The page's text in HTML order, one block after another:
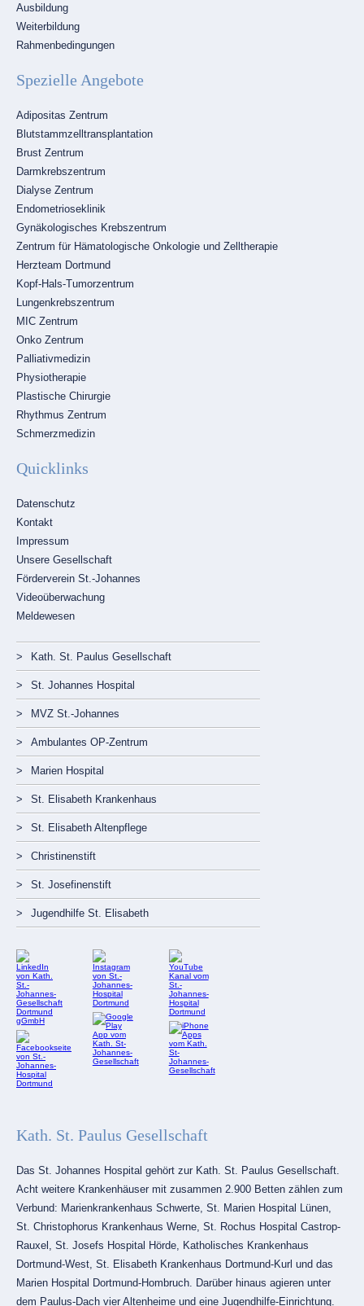
Ausbildung
Weiterbildung
Rahmenbedingungen
Spezielle Angebote
Navigation
überspringen
Adipositas Zentrum
Blutstammzelltransplantation
Brust Zentrum
Darmkrebszentrum
Dialyse Zentrum
Endometrioseklinik
Gynäkologisches Krebszentrum
Zentrum für Hämatologische Onkologie und Zelltherapie
Herzteam Dortmund
Kopf-Hals-Tumorzentrum
Lungenkrebszentrum
MIC Zentrum
Onko Zentrum
Palliativmedizin
Physiotherapie
Plastische Chirurgie
Rhythmus Zentrum
Schmerzmedizin
Quicklinks
Navigation
überspringen
Datenschutz
Kontakt
Impressum
Unsere Gesellschaft
Förderverein St.-Johannes
Videoüberwachung
Meldewesen
Navigation
überspringen
Kath. St. Paulus Gesellschaft
St. Johannes Hospital
MVZ St.-Johannes
Ambulantes OP-Zentrum
Marien Hospital
St. Elisabeth Krankenhaus
St. Elisabeth Altenpflege
Christinenstift
St. Josefinenstift
Jugendhilfe St. Elisabeth
Kath. St. Paulus Gesellschaft
Das St. Johannes Hospital gehört zur Kath. St. Paulus Gesellschaft.
Acht weitere Krankenhäuser mit zusammen 2.900 Betten zählen zum
Verbund: Marienkrankenhaus Schwerte, St. Marien Hospital Lünen,
St. Christophorus Krankenhaus Werne, St. Rochus Hospital Castrop-
Rauxel, St. Josefs Hospital Hörde, Katholisches Krankenhaus
Dortmund-West, St. Elisabeth Krankenhaus Dortmund-Kurl und das
Marien Hospital Dortmund-Hombruch. Darüber hinaus agieren unter
dem Paulus-Dach vier Altenheime und eine Jugendhilfe-Einrichtung.